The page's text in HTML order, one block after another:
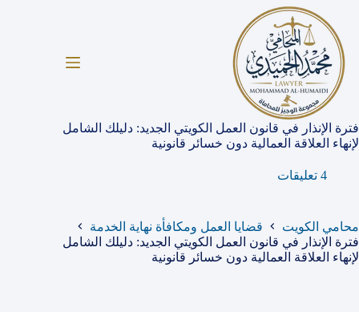
المحتوى
فترة الإنذار في قانون العمل الكويتي الجديد: دليلك الشامل
لإنهاء العلاقة العمالية دون خسائر قانونية
4 تعليقات
محامي الكويت
قضايا العمل ومكافأة نهاية الخدمة
فترة الإنذار في قانون العمل الكويتي الجديد: دليلك الشامل
لإنهاء العلاقة العمالية دون خسائر قانونية